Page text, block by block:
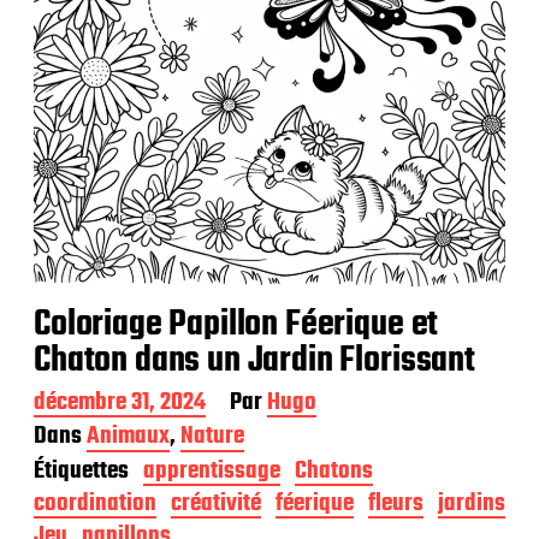
Coloriage Papillon Féerique et
Chaton dans un Jardin Florissant
D
a
t
e
d
e
décembre 31, 2024 ParHugo
DansAnimaux,Nature
Étiquettes apprentissage Chatons
coordination créativité féerique fleurs jardins